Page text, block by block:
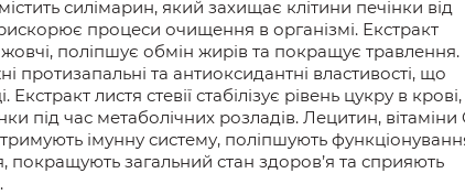
силімарин, який захищає клітини печінки від
процеси очищення в організмі. Екстракт
поліпшує обмін жирів та покращує травлення.
та антиоксидантні властивості, що
листя стевії стабілізує рівень цукру в крові,
під час метаболічних розладів. Лецитин, вітаміни
імунну систему, поліпшують
загальний стан здоров’я та сприяють